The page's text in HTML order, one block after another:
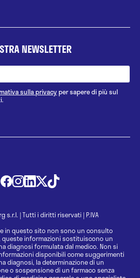
NEWSLETTER
sulla privacyper sapere di più sul
s.r.l. | Tutti i diritti riservati | P.IVA
in questo sito non sono un consulto
queste informazioni sostituiscono un
diagnosi formulata dal medico. Non si
disponibili come suggerimenti
diagnosi, la determinazione di un
o sospensione di un farmaco senza